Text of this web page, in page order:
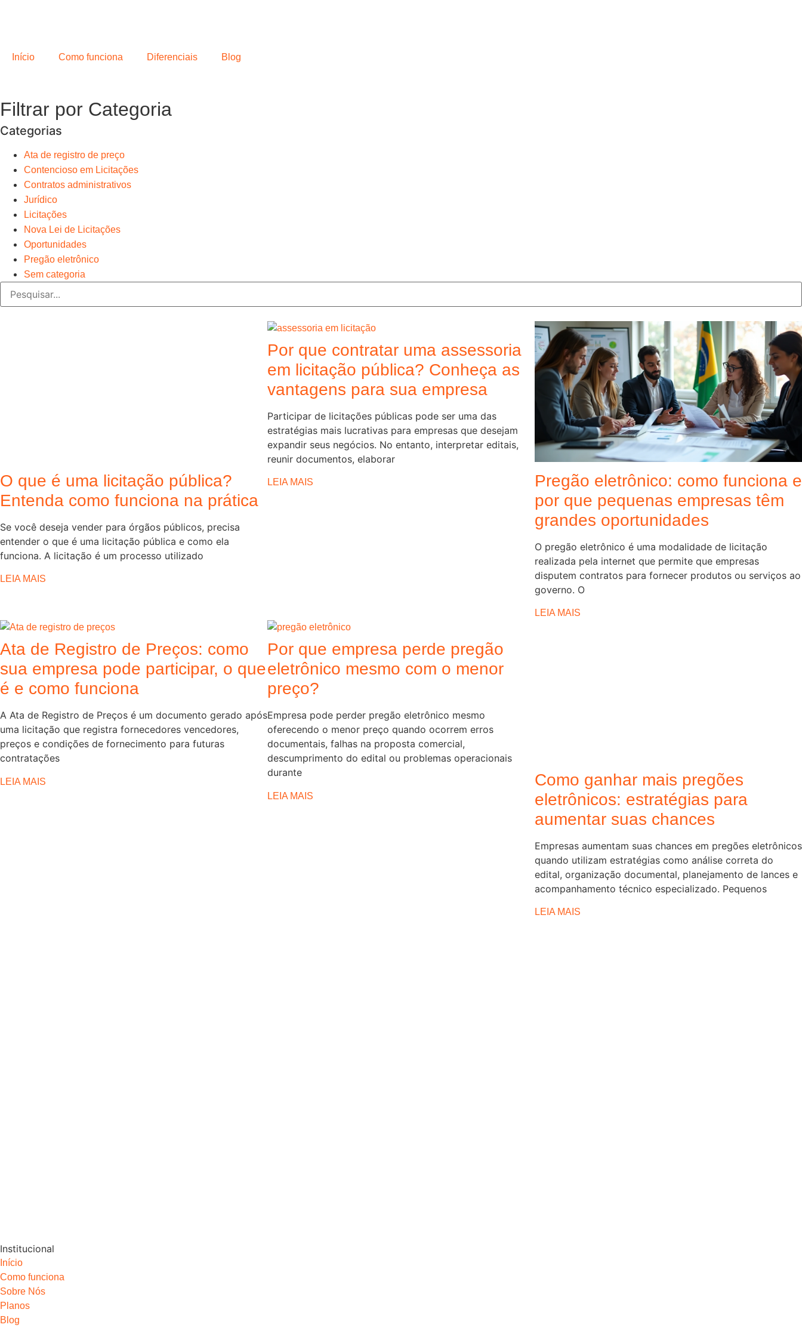
Início Como funciona Diferenciais Blog
Filtrar por Categoria
Categorias
Ata de registro de preço
Contencioso em Licitações
Contratos administrativos
Jurídico
Licitações
Nova Lei de Licitações
Oportunidades
Pregão eletrônico
Sem categoria
O que é uma licitação pública?
Entenda como funciona na prática
Se você deseja vender para órgãos públicos, precisa
entender o que é uma licitação pública e como ela
funciona. A licitação é um processo utilizado
LEIA MAIS
Por que contratar uma assessoria
em licitação pública? Conheça as
vantagens para sua empresa
Participar de licitações públicas pode ser uma das
estratégias mais lucrativas para empresas que desejam
expandir seus negócios. No entanto, interpretar editais,
reunir documentos, elaborar
LEIA MAIS
Pregão eletrônico: como funciona e
por que pequenas empresas têm
grandes oportunidades
O pregão eletrônico é uma modalidade de licitação
realizada pela internet que permite que empresas
disputem contratos para fornecer produtos ou serviços ao
governo. O
LEIA MAIS
Ata de Registro de Preços: como
sua empresa pode participar, o que
é e como funciona
A Ata de Registro de Preços é um documento gerado após
uma licitação que registra fornecedores vencedores,
preços e condições de fornecimento para futuras
contratações
LEIA MAIS
Por que empresa perde pregão
eletrônico mesmo com o menor
preço?
Empresa pode perder pregão eletrônico mesmo
oferecendo o menor preço quando ocorrem erros
documentais, falhas na proposta comercial,
descumprimento do edital ou problemas operacionais
durante
LEIA MAIS
Como ganhar mais pregões
eletrônicos: estratégias para
aumentar suas chances
Empresas aumentam suas chances em pregões eletrônicos
quando utilizam estratégias como análise correta do
edital, organização documental, planejamento de lances e
acompanhamento técnico especializado. Pequenos
LEIA MAIS
Institucional
Início
Como funciona
Sobre Nós
Planos
Blog